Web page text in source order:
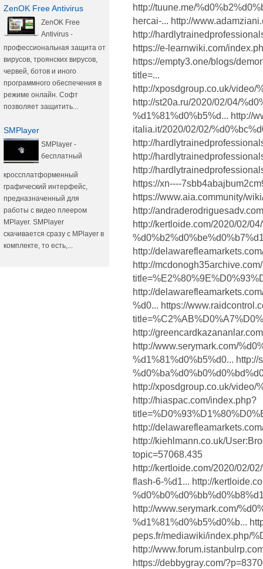
ZenOK Free Antivirus
ZenOK Free
Antivirus -
профессиональная защита от
вирусов, троянских вирусов,
червей, ботов и иного
программного обеспечения в
режиме онлайн. Софт
позволяет защитить...
SMPlayer
SMPlayer -
бесплатный
кроссплатформенный
графический интерфейс,
предназначенный для
работы с видео плеером
MPlayer. SMPlayer
скачивается сразу с MPlayer в
комплекте, то есть,...
http://tuune.me/
hercai-... http://
http://
https://e-learnwiki.com/
https://empty3.one/blogs/
title=...
http://xposdgroup.co.uk/video/
http://st20a.ru/2020/02/04/
%d1%81%d0%b5%d... http://
italia.it/2020/02/02/
http://
http://
http://
https://xn----
https://www.aia.community/
http://
http://kertloide.com/2020/02/
http://
http://
http://
%d0... https://
http://
http://www.serymark.com/
%d1%81%d0%b5%d0... http://
http://xposdgroup.co.uk/video/
http://hiaspac.com/index.php?
http://
http://kiehlmann.co.uk/
topic=57068.435
http://kertloide.com/2020/02/
flash-6-%d1... http://
http://www.serymark.com/
%d1%81%d0%b5%d0%b...
peps.fr/mediawiki/index.php/
http://
https://debbygray.com/